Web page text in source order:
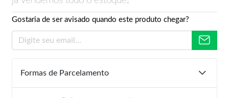
Gostaria de ser avisado quando este produto chegar?
Formas de Parcelamento